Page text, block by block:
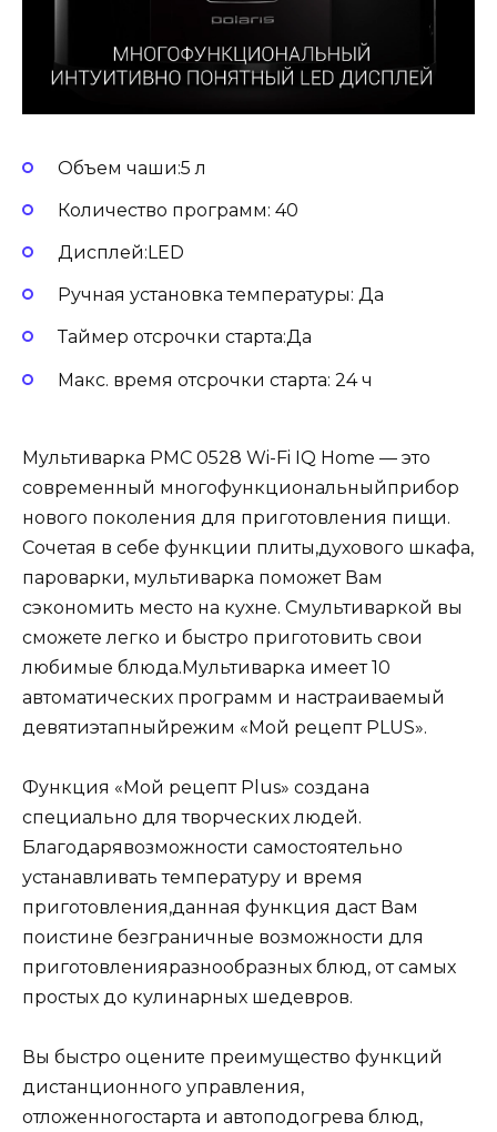
Объем чаши:5 л
Количество программ: 40
Дисплей:LED
Ручная установка температуры: Да
Таймер отсрочки старта:Да
Макс. время отсрочки старта: 24 ч
Мультиварка PMC 0528 Wi-Fi IQ Home — это
современный многофункциональныйприбор
нового поколения для приготовления пищи.
Сочетая в себе функции плиты,духового шкафа,
пароварки, мультиварка поможет Вам
сэкономить место на кухне. Смультиваркой вы
сможете легко и быстро приготовить свои
любимые блюда.Мультиварка имеет 10
автоматических программ и настраиваемый
девятиэтапныйрежим «Мой рецепт PLUS».
Функция «Мой рецепт Plus» создана
специально для творческих людей.
Благодарявозможности самостоятельно
устанавливать температуру и время
приготовления,данная функция даст Вам
поистине безграничные возможности для
приготовленияразнообразных блюд, от самых
простых до кулинарных шедевров.
Вы быстро оцените преимущество функций
дистанционного управления,
отложенногостарта и автоподогрева блюд,